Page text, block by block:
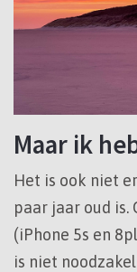
Maar ik
Het is ook niet
paar jaar oud
(iPhone 5s en
is niet